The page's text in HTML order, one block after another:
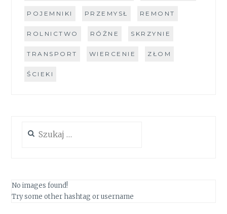
POJEMNIKI PRZEMYSŁ REMONT
ROLNICTWO RÓŻNE SKRZYNIE
TRANSPORT WIERCENIE ZŁOM
ŚCIEKI
No images found!
Try some other hashtag or username